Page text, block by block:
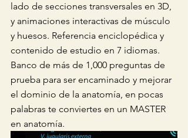
lado de secciones transversales en 3D,
y animaciones interactivas de músculo
y huesos. Referencia enciclopédica y
contenido de estudio en 7 idiomas.
Banco de más de 1,000 preguntas de
prueba para ser encaminado y mejorar
el dominio de la anatomía, en pocas
palabras te conviertes en un MASTER
en anatomía.